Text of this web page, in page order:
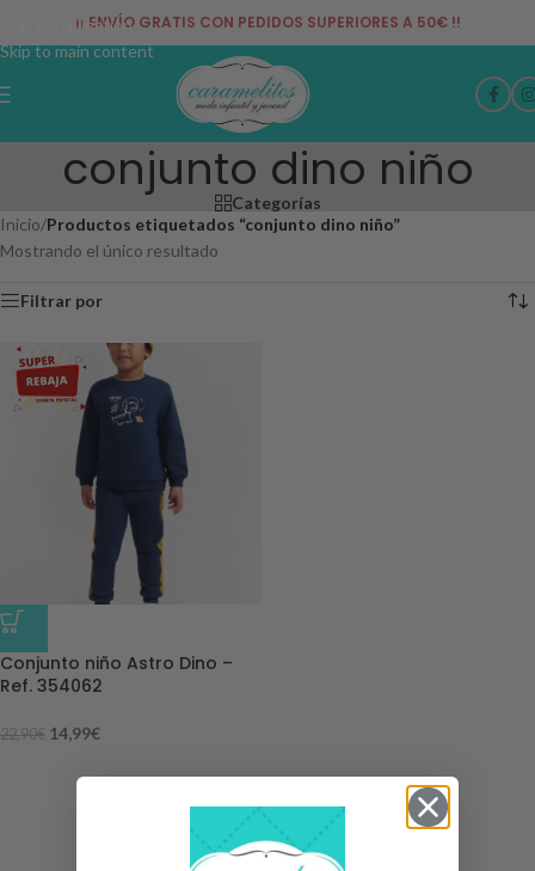
Skip to navigation
Skip to main content
¡¡ ENVÍO GRATIS CON PEDIDOS SUPERIORES A 50€ !!
conjunto dino niño
Categorías
Inicio/Productos etiquetados “conjunto dino niño”
Mostrando el único resultado
Filtrar por
-35%
Conjunto niño Astro Dino –
Ref. 354062
22,90€ 14,99€